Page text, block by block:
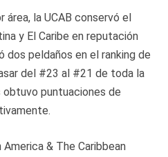
área, la UCAB conservó el
y El Caribe en reputación
peldaños en el ranking de
del #23 al #21 de toda la
puntuaciones de
& The Caribbean